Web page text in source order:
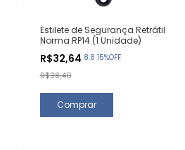
Estilete de Segurança Retrátil
Norma RP14 (1 Unidade)
R$32,64 8.8 15%OFF
R$38,40